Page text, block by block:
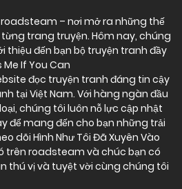
roadsteam – nơi mở ra những thế
trang truyện. Hôm nay, chúng
thiệu đến bạn bộ truyện tranh đầy
Me If You Can
đọc truyện tranh đáng tin cậy
tại Việt Nam. Với hàng ngàn đầu
chúng tôi luôn nỗ lực cập nhật
để mang đến cho bạn những trải
dõi Hình Như Tôi Đã Xuyên Vào
trên roadsteam và chúc bạn có
thú vị và tuyệt vời cùng chúng tôi